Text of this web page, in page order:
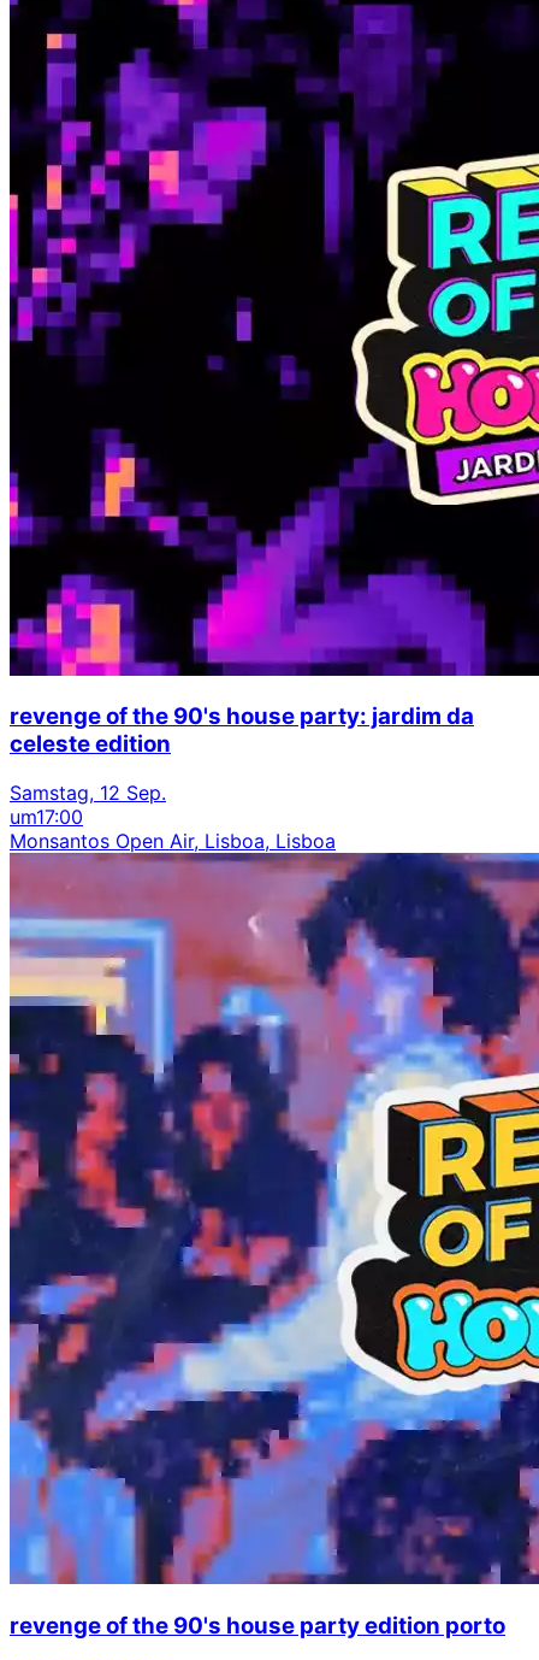
revenge of the 90's house party: jardim da
celeste edition
Samstag, 12 Sep.
um17:00
Monsantos Open Air, Lisboa, Lisboa
revenge of the 90's house party edition porto